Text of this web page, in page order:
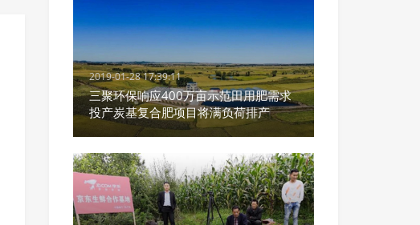
2019-01-28 17:39:11
三聚环保响应400万亩示范田用肥需求
投产炭基复合肥项目将满负荷排产